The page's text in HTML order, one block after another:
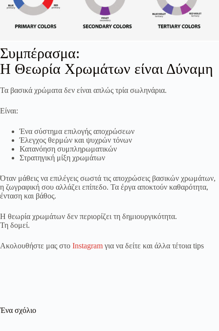
Συμπέρασμα:
Η Θεωρία Χρωμάτων είναι Δύναμη
Τα βασικά χρώματα δεν είναι απλώς τρία σωληνάρια.
Είναι:
Ένα σύστημα επιλογής αποχρώσεων
Έλεγχος θερμών και ψυχρών τόνων
Κατανόηση συμπληρωματικών
Στρατηγική μίξη χρωμάτων
Όταν μάθεις να επιλέγεις σωστά τις αποχρώσεις βασικών χρωμάτων,
η ζωγραφική σου αλλάζει επίπεδο. Τα έργα αποκτούν καθαρότητα,
ένταση και βάθος.
Η θεωρία χρωμάτων δεν περιορίζει τη δημιουργικότητα.
Τη δομεί.
Ακολουθήστε μας στο Instagram για να δείτε και άλλα τέτοια tips
Ένα σχόλιο